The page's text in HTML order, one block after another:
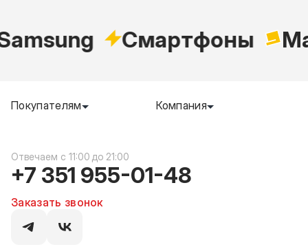
Cмартфоны
Покупателям Компания
c 11:00 до 21:00
+7 351 955-01-48
Заказать звонок